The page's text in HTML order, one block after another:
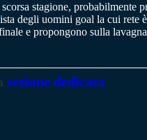
stagione, probabilmente
degli uomini goal la cui rete
e propongono sulla
sezione dedicata